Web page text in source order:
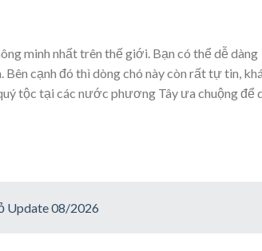
minh nhất trên thế giới. Bạn có thể dễ dàng
Bên cạnh đó thì dòng chó này còn rất tự tin, khá
tộc tại các nước phương Tây ưa chuộng để
Update 08/2026